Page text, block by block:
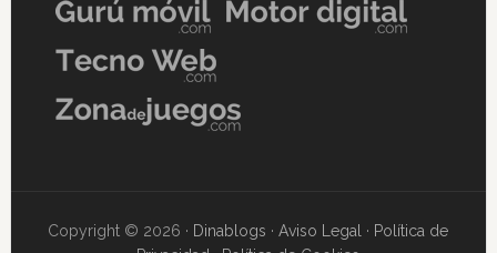
Copyright © 2026 · Dinablogs ·Aviso Legal · Política de